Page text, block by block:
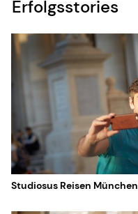
Erfolgsstories
Studiosus Reisen München